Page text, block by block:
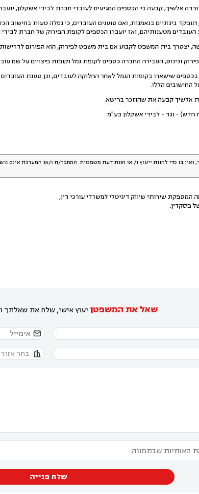
אלשיך, קבעה כי הכספים המגיעים לעובדי חברת לבידי אשקלון,
מטענותיהם, ואז יועברו הכספים לקופת הפירוק של חברת לבידי
יצטרך בית המשפט לקבוע אם בית משפט לפירוק, הוא הפורום
וכינוס, העבירה החברה כספים לקופת גמל וקופות פיצויים על שם
שישארו בקופות הגמל לאחר החלוקה לעובדים, וכן טענת
החישובים הללו.
אלשיך קבעה את שהוזכר ברישא.
חדש) - נגד - לבידי אשקלון בע"מ
ואין בו כדי להוות ייעוץ ו/ או חוות דעת משפטית. המחבר/ת ו/או המערכת אינם
שירותי שיווק דיגיטלי למשרדי עורכי דין,
פסקדין.
שאל את המשפטן יעוץ אישי, שלח את שאלתך


שלח פנייה